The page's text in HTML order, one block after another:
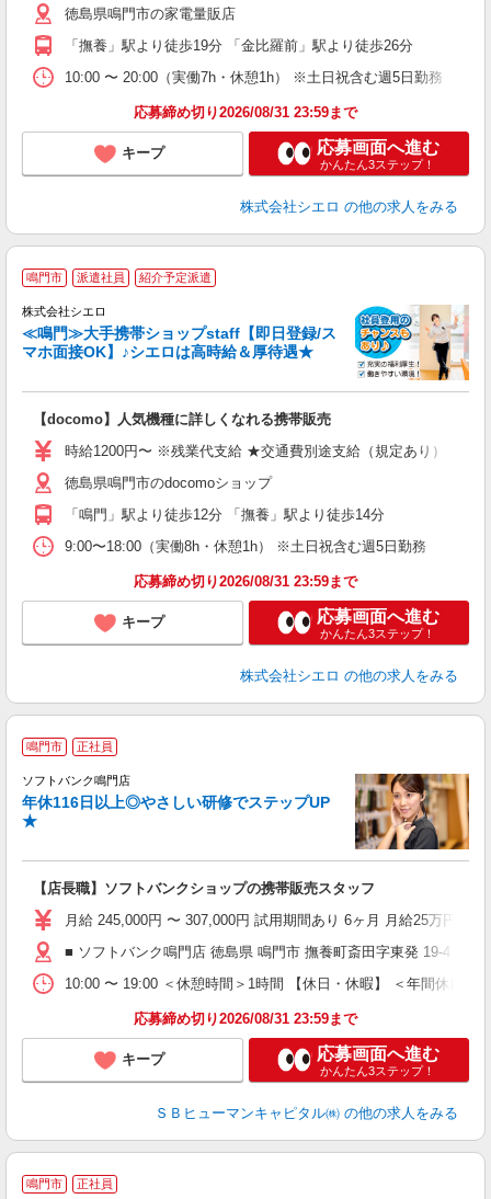
徳島県鳴門市の家電量販店
「撫養」駅より徒歩19分 「金比羅前」駅より徒歩26分
10:00 〜 20:00（実働7h・休憩1h） ※土日祝含む週5日勤務
応募締め切り2026/08/31 23:59まで
キープ 応募画面へ進む
かんたん3ステップ！
株式会社シエロ の他の求人をみる
鳴門市 派遣社員 紹介予定派遣
株式会社シエロ
≪鳴門≫大手携帯ショップstaff【即日登録/ス
マホ面接OK】♪シエロは高時給＆厚待遇★
【docomo】人気機種に詳しくなれる携帯販売
時給1200円〜 ※残業代支給 ★交通費別途支給（規定あり） ゜+
徳島県鳴門市のdocomoショップ
「鳴門」駅より徒歩12分 「撫養」駅より徒歩14分
9:00〜18:00（実働8h・休憩1h） ※土日祝含む週5日勤務
応募締め切り2026/08/31 23:59まで
キープ 応募画面へ進む
かんたん3ステップ！
株式会社シエロ の他の求人をみる
鳴門市 正社員
ソフトバンク鳴門店
年休116日以上◎やさしい研修でステップUP
★
【店長職】ソフトバンクショップの携帯販売スタッフ
月給 245,000円 〜 307,000円 試用期間あり 6ヶ月 月給25万円以
■ ソフトバンク鳴門店 徳島県 鳴門市 撫養町斎田字東発 19‐4
10:00 〜 19:00 ＜休憩時間＞1時間 【休日・休暇】 ＜年間休日
応募締め切り2026/08/31 23:59まで
キープ 応募画面へ進む
かんたん3ステップ！
ＳＢヒューマンキャピタル㈱ の他の求人をみる
鳴門市 正社員